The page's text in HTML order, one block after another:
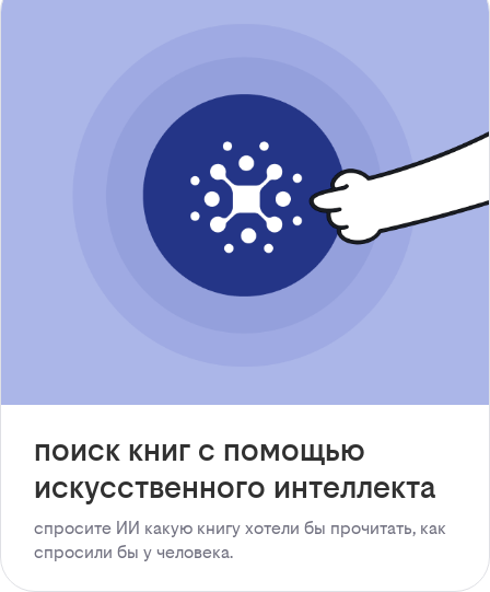
поиск книг с помощью
искусственного интеллекта
спросите ИИ какую книгу хотели бы прочитать, как
спросили бы у человека.